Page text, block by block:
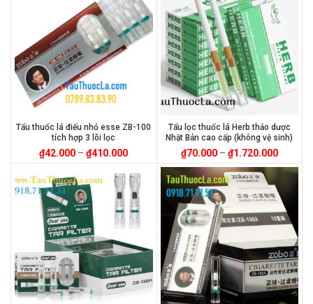
Tẩu thuốc lá điếu nhỏ esse ZB-100
tích hợp 3 lõi lọc
₫42.000 –₫410.000
Tẩu lọc thuốc lá Herb thảo dược
Nhật Bản cao cấp (không vệ sinh)
₫70.000– ₫1.720.000